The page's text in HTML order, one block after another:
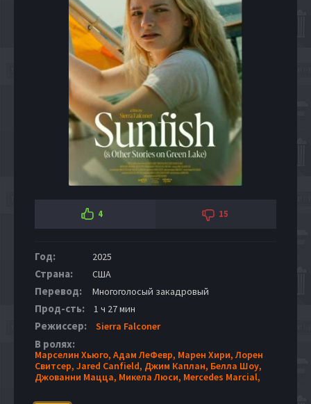
4 15
Год: 2025
Страна: США
Перевод: Многоголосый закадровый
Прод-сть: 1 ч 27 мин
Режиссер: Sierra Falconer
В ролях:
Марселин Хьюго, Адам ЛеФевр, Марен Хири,Лорен
Свитсер, Jared Canfield, Джим Каплан, Белла Шоу,
Джованни Мацца, Микела Люси, Mercedes Marcial,